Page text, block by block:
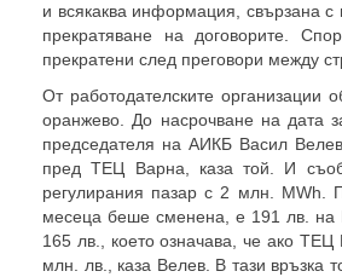
и всякаква информация, свързана с
прекратяване на договорите.
прекратени след преговори между
От работодателските организации
оранжево. До насрочване на дата
председателя на АИКБ Васил
пред ТЕЦ Варна, каза той. И
регулирания пазар с 2 млн. MWh.
месеца беше сменена, е 191 лв.
165 лв., което означава, че ако
млн. лв., каза Велев. В тази връзка